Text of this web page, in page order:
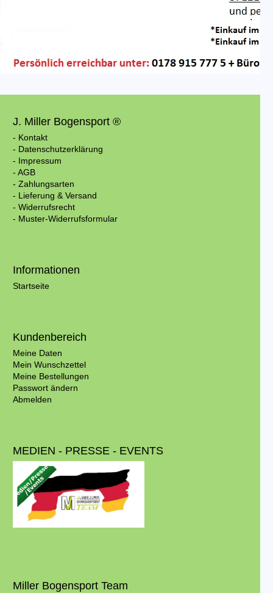
J. Miller Bogensport ®
- Kontakt
- Datenschutzerklärung
- Impressum
- AGB
- Zahlungsarten
- Lieferung & Versand
- Widerrufsrecht
- Muster-Widerrufsformular
Informationen
Startseite
Kundenbereich
Meine Daten
Mein Wunschzettel
Meine Bestellungen
Passwort ändern
Abmelden
MEDIEN - PRESSE - EVENTS
Miller Bogensport Team